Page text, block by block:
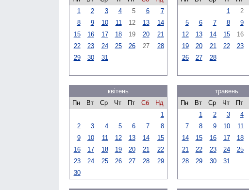
1
2 3 4 5 6
7
8
9 10 11 12 13
14
15
16 17 18 19 20
21
22
23 24 25 26 27
28
29
30 31
1
2
5
6 7 8 9
12
13 14 15 16
19
20 21 22 23
26
27 28
квітень
Пн
Вт Ср Чт Пт Сб
Нд
1
2
3 4 5 6 7
8
9
10 11 12 13 14
15
16
17 18 19 20 21
22
23
24 25 26 27 28
29
30
травень
Пн
Вт Ср Чт Пт
1
2 3 4
7
8 9 10 11
14
15 16 17 18
21
22 23 24 25
28
29 30 31